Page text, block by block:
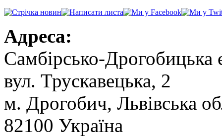
Адреса:
Самбірсько-Дрогобицька
вул. Трускавецька, 2
м. Дрогобич, Львівська
82100 Україна